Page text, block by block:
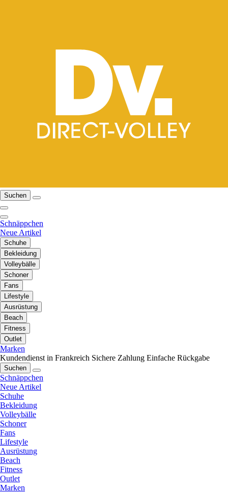
Suchen
Schnäppchen
Neue Artikel
Schuhe
Bekleidung
Volleybälle
Schoner
Fans
Lifestyle
Ausrüstung
Beach
Fitness
Outlet
Marken
Kundendienst in Frankreich Sichere Zahlung Einfache Rückgabe
Suchen
Schnäppchen
Neue Artikel
Schuhe
Bekleidung
Volleybälle
Schoner
Fans
Lifestyle
Ausrüstung
Beach
Fitness
Outlet
Marken